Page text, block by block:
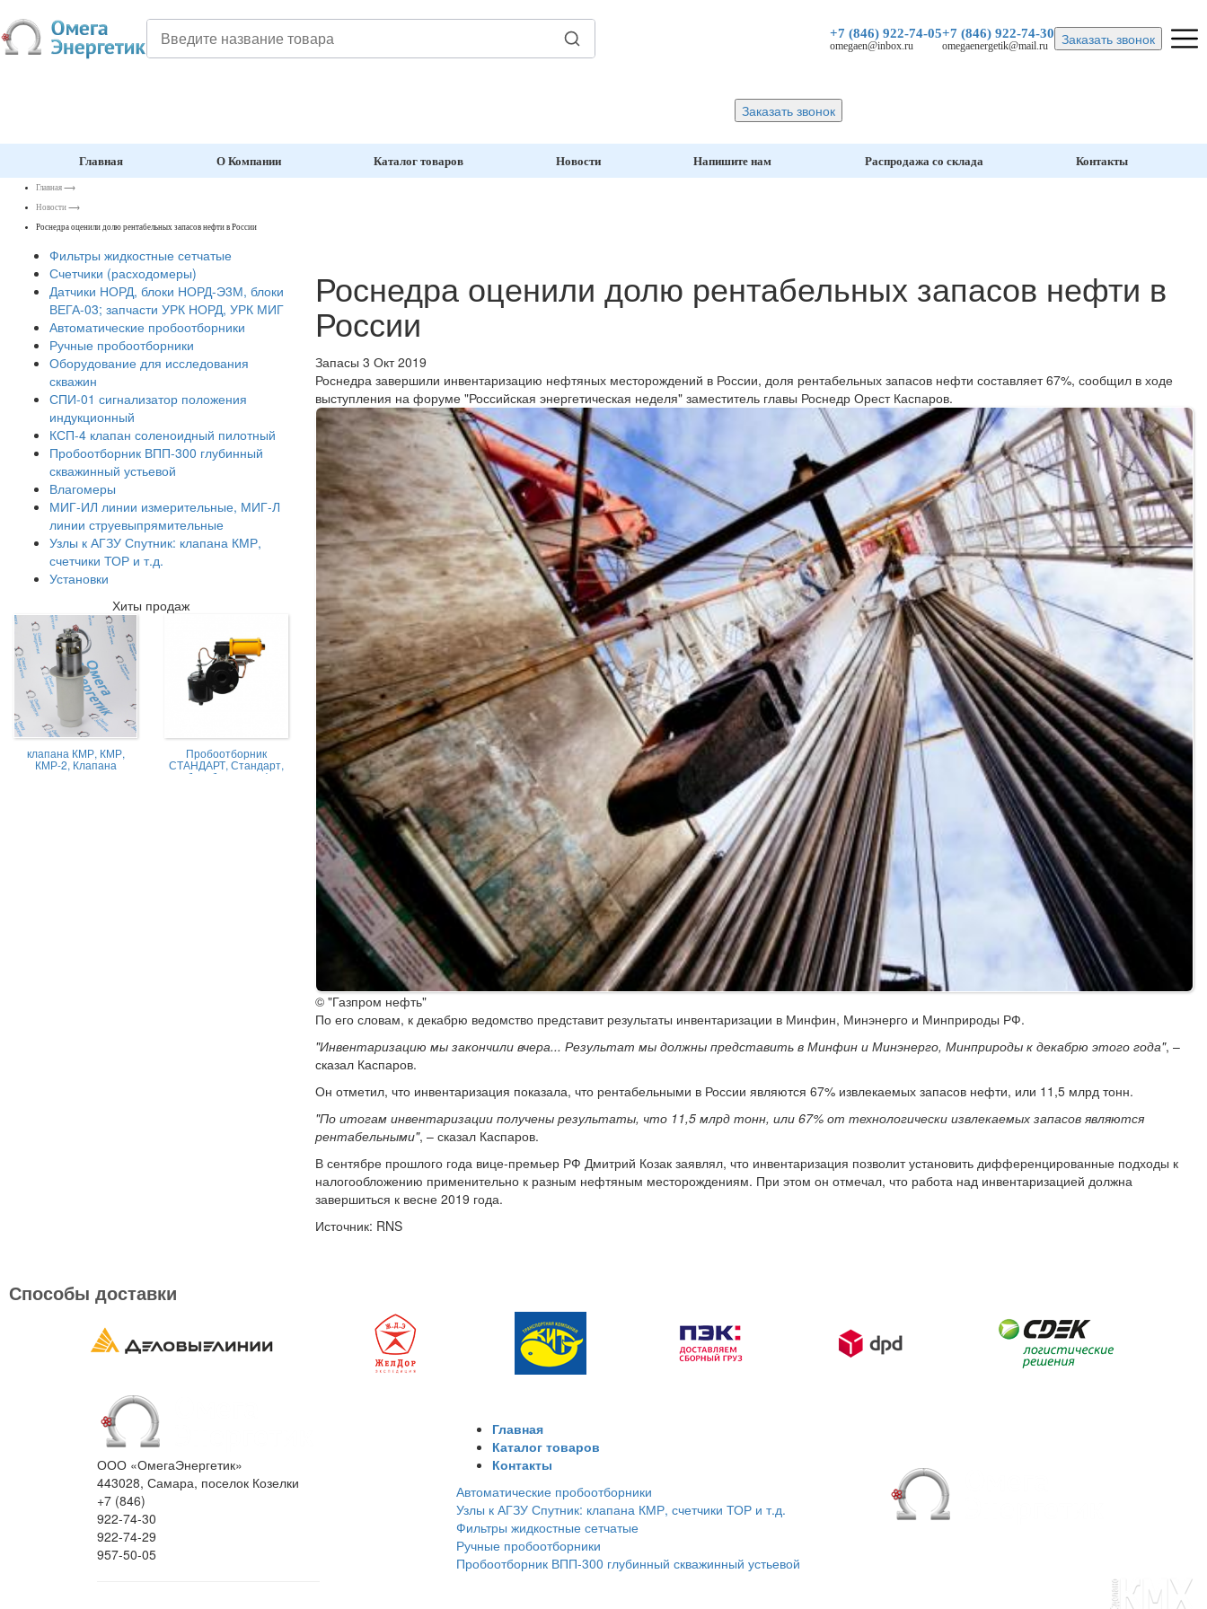
+7 (846) 922-74-05
omegaen@inbox.ru
+7 (846) 922-74-30
omegaenergetik@mail.ru Заказать звонок
Заказать звонок
Главная О Компании Каталог товаров Новости Напишите нам Распродажа со склада Контакты
Главная ⟶
Новости ⟶
Роснедра оценили долю рентабельных запасов нефти в России
Роснедра оценили долю рентабельных запасов нефти в
России
Запасы 3 Окт 2019
Роснедра завершили инвентаризацию нефтяных месторождений в России, доля рентабельных запасов нефти составляет 67%, сообщил в ходе
выступления на форуме "Российская энергетическая неделя" заместитель главы Роснедр Орест Каспаров.
© "Газпром нефть"
По его словам, к декабрю ведомство представит результаты инвентаризации в Минфин, Минэнерго и Минприроды РФ.
"Инвентаризацию мы закончили вчера... Результат мы должны представить в Минфин и Минэнерго, Минприроды к декабрю этого года", –
сказал Каспаров.
Он отметил, что инвентаризация показала, что рентабельными в России являются 67% извлекаемых запасов нефти, или 11,5 млрд тонн.
"По итогам инвентаризации получены результаты, что 11,5 млрд тонн, или 67% от технологически извлекаемых запасов являются
рентабельными", – сказал Каспаров.
В сентябре прошлого года вице-премьер РФ Дмитрий Козак заявлял, что инвентаризация позволит установить дифференцированные подходы к
налогообложению применительно к разным нефтяным месторождениям. При этом он отмечал, что работа над инвентаризацией должна
завершиться к весне 2019 года.
Источник: RNS
Фильтры жидкостные сетчатые
Счетчики (расходомеры)
Датчики НОРД, блоки НОРД-Э3М, блоки
ВЕГА-03; запчасти УРК НОРД, УРК МИГ
Автоматические пробоотборники
Ручные пробоотборники
Оборудование для исследования
скважин
СПИ-01 сигнализатор положения
индукционный
КСП-4 клапан соленоидный пилотный
Пробоотборник ВПП-300 глубинный
скважинный устьевой
Влагомеры
МИГ-ИЛ линии измерительные, МИГ-Л
линии струевыпрямительные
Узлы к АГЗУ Спутник: клапана КМР,
счетчики ТОР и т.д.
Установки
Хиты продаж
клапана КМР, КМР,
КМР-2, Клапана
магниторегулируемые
Пробоотборник
СТАНДАРТ, Стандарт,
пробоотборник нефти,
Способы доставки
ООО «ОмегаЭнергетик»
443028, Самара, поселок Козелки
+7 (846)
922-74-30
922-74-29
957-50-05
Главная
Каталог товаров
Контакты
Автоматические пробоотборники
Узлы к АГЗУ Спутник: клапана КМР, счетчики ТОР и т.д.
Фильтры жидкостные сетчатые
Ручные пробоотборники
Пробоотборник ВПП-300 глубинный скважинный устьевой